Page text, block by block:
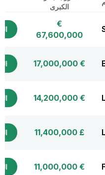
الكبرى
€
67,600,000
€ 17,000,000
€ 14,200,000
£ 11,400,000
€ 11,000,000